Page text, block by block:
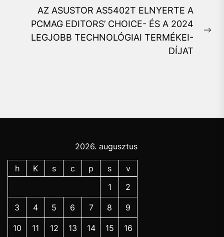
AZ ASUSTOR AS5402T ELNYERTE A
PCMAG EDITORS’ CHOICE- ÉS A 2024
LEGJOBB TECHNOLÓGIAI TERMÉKEI-
DÍJAT
2026. augusztus
h K s c p s
v
1
2
3 4 5 6 7 8 9
10 11 12 13 14 15 16